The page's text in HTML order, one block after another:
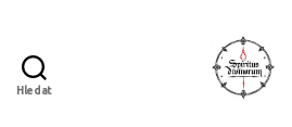
Hledat